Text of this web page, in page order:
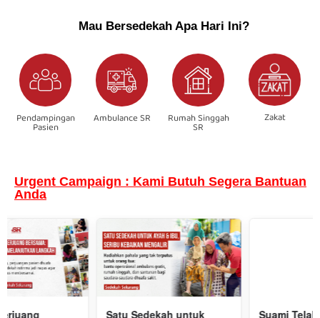
Mau Bersedekah Apa Hari Ini?
Pendampingan
Pasien
Ambulance SR Rumah Singgah
SR
Zakat
Urgent Campaign : Kami Butuh Segera Bantuan
Anda
Suami Telah Meninggal,
Sedekah 3 in 1 untuk